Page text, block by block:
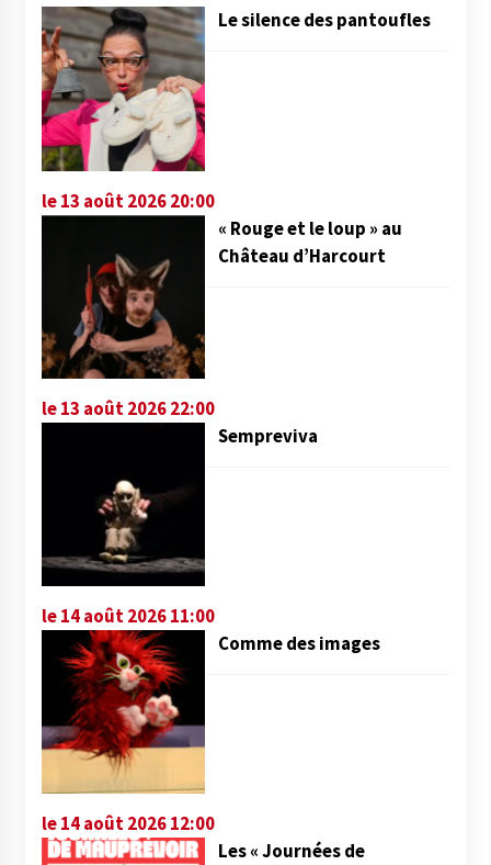
Le silence des pantoufles
le 13 août 2026 20:00
« Rouge et le loup » au
Château d’Harcourt
le 13 août 2026 22:00
Sempreviva
le 14 août 2026 11:00
Comme des images
le 14 août 2026 12:00
Les « Journées de